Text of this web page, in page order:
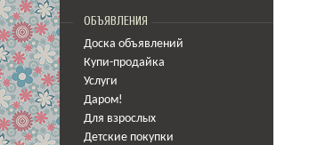
ОБЪЯВЛЕНИЯ
Доска объявлений
Купи-продайка
Услуги
Даром!
Для взрослых
Детские покупки